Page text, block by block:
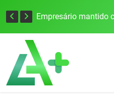
Empresário mantido